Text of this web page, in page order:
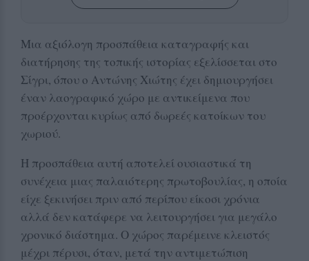
Μια αξιόλογη προσπάθεια καταγραφής και
διατήρησης της τοπικής ιστορίας εξελίσσεται στο
Σίγρι, όπου ο Αντώνης Χιώτης έχει δημιουργήσει
έναν λαογραφικό χώρο με αντικείμενα που
προέρχονται κυρίως από δωρεές κατοίκων του
χωριού.
Η προσπάθεια αυτή αποτελεί ουσιαστικά τη
συνέχεια μιας παλαιότερης πρωτοβουλίας, η οποία
είχε ξεκινήσει πριν από περίπου είκοσι χρόνια
αλλά δεν κατάφερε να λειτουργήσει για μεγάλο
χρονικό διάστημα. Ο χώρος παρέμεινε κλειστός
μέχρι πέρυσι, όταν, μετά την αντιμετώπιση